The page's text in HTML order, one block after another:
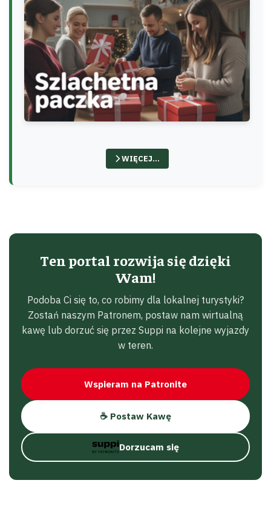
WIĘCEJ…
Ten portal rozwija się dzięki
Wam!
Podoba Ci się to, co robimy dla lokalnej turystyki?
Zostań naszym Patronem, postaw nam wirtualną
kawę lub dorzuć się przez Suppi na kolejne wyjazdy
w teren.
Wspieram na Patronite
☕ Postaw Kawę
Dorzucam się